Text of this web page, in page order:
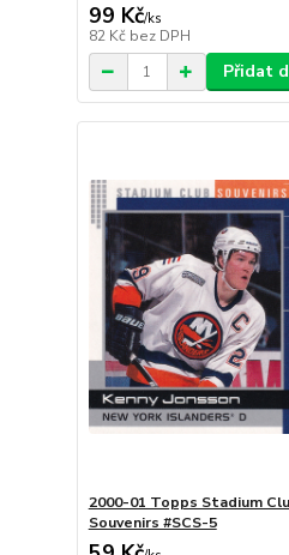
99 Kč/ks
82 Kč bez DPH
Přidat
2000-01 Topps Stadium
Souvenirs #SCS-5